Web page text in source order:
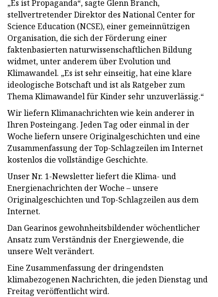
„Es ist Propaganda“, sagte Glenn Branch,
stellvertretender Direktor des National Center for
Science Education (NCSE), einer gemeinnützigen
Organisation, die sich der Förderung einer
faktenbasierten naturwissenschaftlichen Bildung
widmet, unter anderem über Evolution und
Klimawandel. „Es ist sehr einseitig, hat eine klare
ideologische Botschaft und ist als Ratgeber zum
Thema Klimawandel für Kinder sehr unzuverlässig.“
Wir liefern Klimanachrichten wie kein anderer in
Ihren Posteingang. Jeden Tag oder einmal in der
Woche liefern unsere Originalgeschichten und eine
Zusammenfassung der Top-Schlagzeilen im Internet
kostenlos die vollständige Geschichte.
Unser Nr. 1-Newsletter liefert die Klima- und
Energienachrichten der Woche – unsere
Originalgeschichten und Top-Schlagzeilen aus dem
Internet.
Dan Gearinos gewohnheitsbildender wöchentlicher
Ansatz zum Verständnis der Energiewende, die
unsere Welt verändert.
Eine Zusammenfassung der dringendsten
klimabezogenen Nachrichten, die jeden Dienstag und
Freitag veröffentlicht wird.